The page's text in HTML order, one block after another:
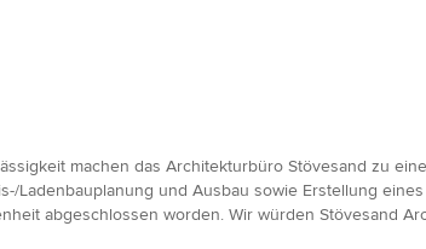
machen das Architekturbüro Stövesand zu
Ladenbauplanung und Ausbau sowie Erstellung
abgeschlossen worden. Wir würden Stövesand